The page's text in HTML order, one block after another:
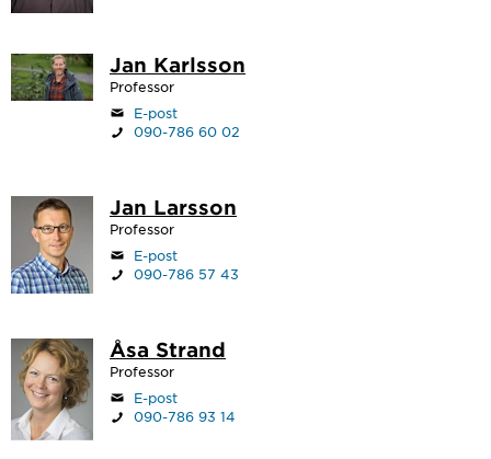
Jan Karlsson
Professor
E-post
090-786 60 02
Jan Larsson
Professor
E-post
090-786 57 43
Åsa Strand
Professor
E-post
090-786 93 14